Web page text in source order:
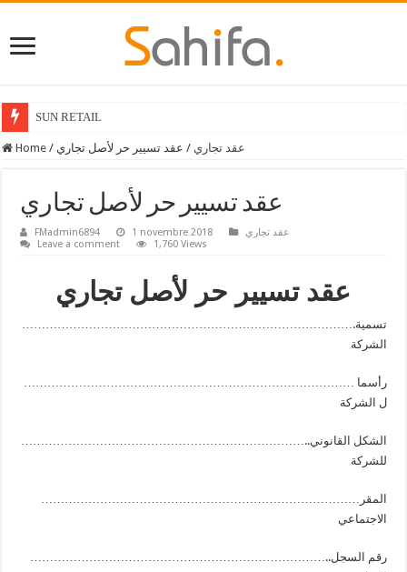
SUN RETAIL
Home / عقد تجاري / عقد تسيير حر لأصل تجاري
عقد تسيير حر لأصل تجاري
FMadmin6894 1 novembre 2018
عقد تجاري
Leave a comment
1,760 Views
عقد تسيير حر لأصل تجاري
………………………………………………………………………….تسمية
الشركة
ل الشركة
………………………………………………………………..الشكل القانوني
للشركة
الاجتماعي
…………………………………………………………………..رقم السجل